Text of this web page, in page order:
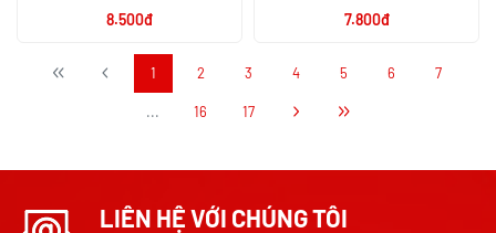
8.500đ 7.800đ
1 2 3 4 5 6 7
... 16 17
LIÊN HỆ VỚI CHÚNG TÔI